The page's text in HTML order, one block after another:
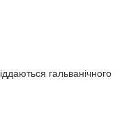
гальванічного